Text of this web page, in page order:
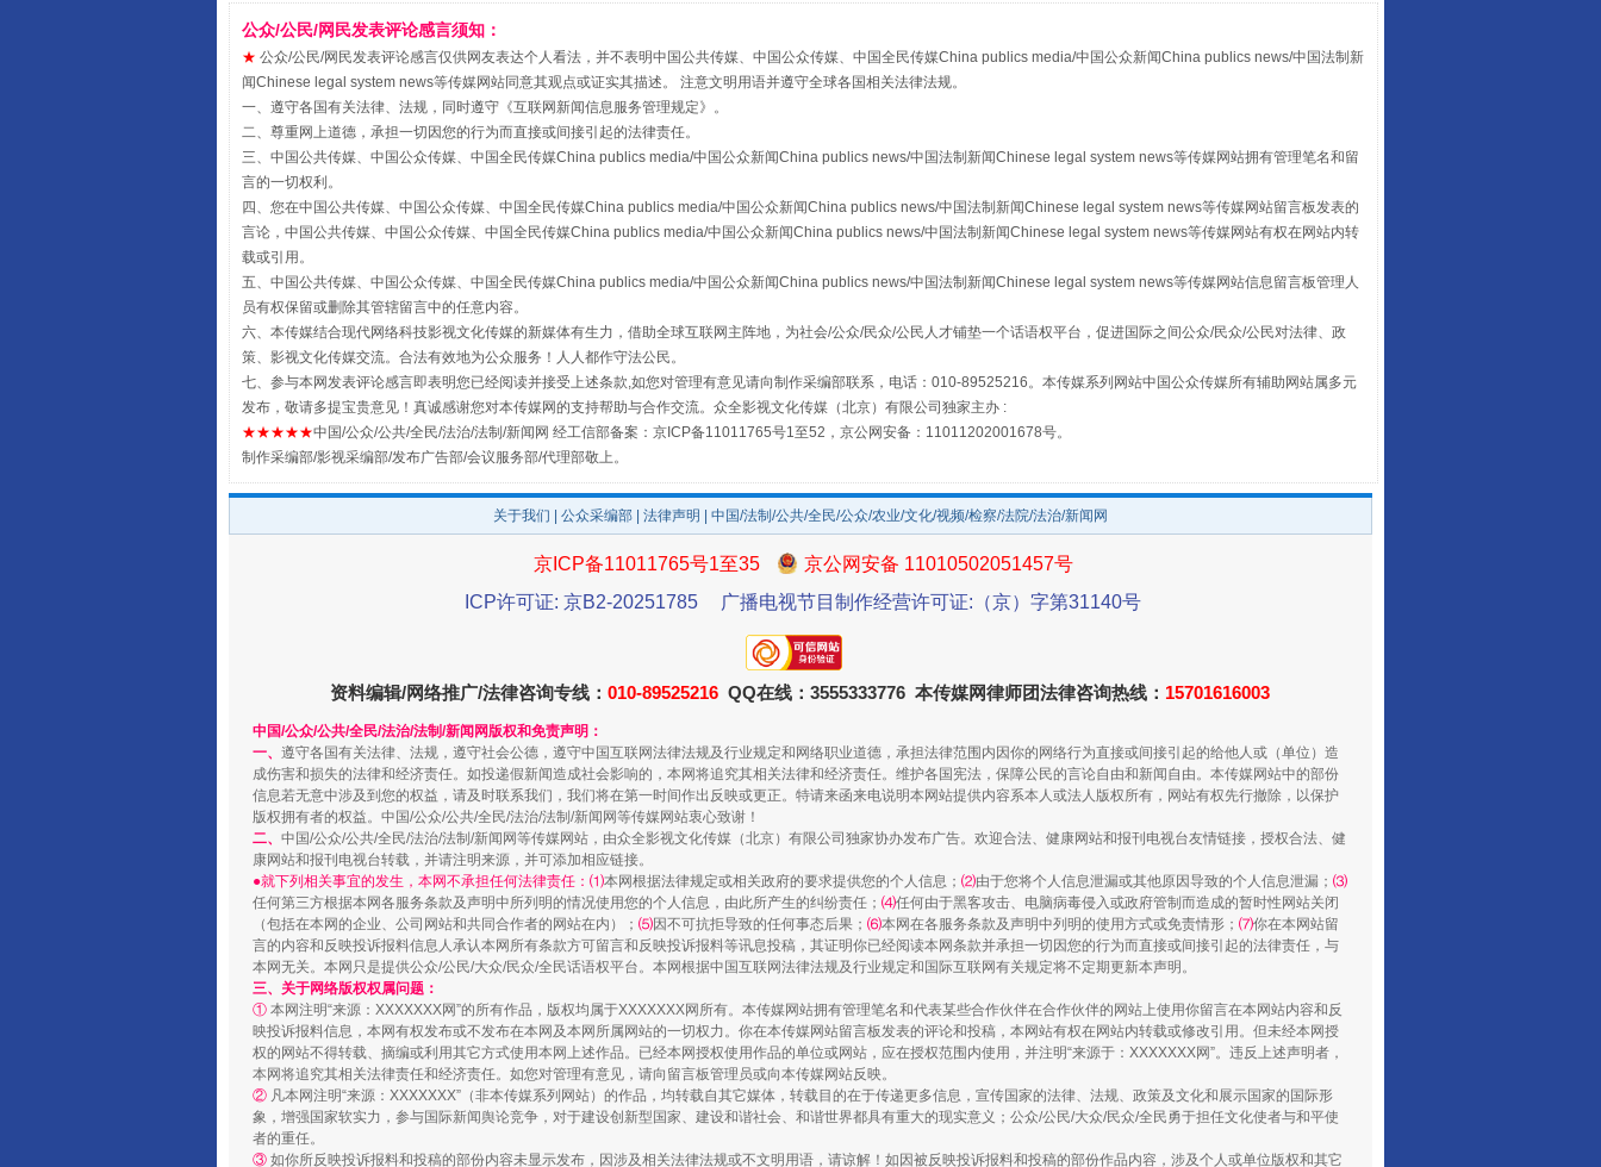
解纷+调解+退费，一次搞定
珠宝鉴定乱象
重拳出击！专项整治午间酒驾
“谁都不怕”的他落马了
漫山遍野的桃花与雪山、麦地、白藏房 除了知识还要"留白" 用生命托举生命
送你一朵小红花
公众/公民/网民发表评论感言须知：
★ 公众/公民/网民发表评论感言仅供网友表达个人看法，并不表明中国公共传媒、中国公众传媒、中国全民传媒China publics media/中国公众新闻China publics news/中国法制新
闻Chinese legal system news等传媒网站同意其观点或证实其描述。 注意文明用语并遵守全球各国相关法律法规。
一、遵守各国有关法律、法规，同时遵守《互联网新闻信息服务管理规定》。
二、尊重网上道德，承担一切因您的行为而直接或间接引起的法律责任。
三、中国公共传媒、中国公众传媒、中国全民传媒China publics media/中国公众新闻China publics news/中国法制新闻Chinese legal system news等传媒网站拥有管理笔名和留
言的一切权利。
四、您在中国公共传媒、中国公众传媒、中国全民传媒China publics media/中国公众新闻China publics news/中国法制新闻Chinese legal system news等传媒网站留言板发表的
言论，中国公共传媒、中国公众传媒、中国全民传媒China publics media/中国公众新闻China publics news/中国法制新闻Chinese legal system news等传媒网站有权在网站内转
载或引用。
五、中国公共传媒、中国公众传媒、中国全民传媒China publics media/中国公众新闻China publics news/中国法制新闻Chinese legal system news等传媒网站信息留言板管理人
员有权保留或删除其管辖留言中的任意内容。
六、本传媒结合现代网络科技影视文化传媒的新媒体有生力，借助全球互联网主阵地，为社会/公众/民众/公民人才铺垫一个话语权平台，促进国际之间公众/民众/公民对法律、政
策、影视文化传媒交流。合法有效地为公众服务！人人都作守法公民。
七、参与本网发表评论感言即表明您已经阅读并接受上述条款,如您对管理有意见请向制作采编部联系，电话：010-89525216。本传媒系列网站中国公众传媒所有辅助网站属多元
发布，敬请多提宝贵意见！真诚感谢您对本传媒网的支持帮助与合作交流。众全影视文化传媒（北京）有限公司独家主办 :
★★★★★中国/公众/公共/全民/法治/法制/新闻网 经工信部备案：京ICP备11011765号1至52，京公网安备：11011202001678号。
制作采编部/影视采编部/发布广告部/会议服务部/代理部敬上。
关于我们 公众采编部 法律声明 | 中国/法制/公共/全民/公众/农业/文化/视频/检察/法院/法治/新闻网
京ICP备11011765号1至35
京公网安备 11010502051457号
ICP许可证: 京B2-20251785
广播电视节目制作经营许可证:（京）字第31140号
资料编辑/网络推广/法律咨询专线： 010-89525216 QQ在线：3555333776 本传媒网律师团法律咨询热线： 15701616003
中国/公众/公共/全民/法治/法制/新闻网版权和免责声明：
一、 遵守各国有关法律、法规，遵守社会公德，遵守中国互联网法律法规及行业规定和网络职业道德，承担法律范围内因你的网络行为直接或间接引起的给他人或（单位）造
成伤害和损失的法律和经济责任。如投递假新闻造成社会影响的，本网将追究其相关法律和经济责任。维护各国宪法，保障公民的言论自由和新闻自由。本传媒网站中的部份
信息若无意中涉及到您的权益，请及时联系我们，我们将在第一时间作出反映或更正。特请来函来电说明本网站提供内容系本人或法人版权所有，网站有权先行撤除，以保护
版权拥有者的权益。中国/公众/公共/全民/法治/法制/新闻网等传媒网站衷心致谢！
二、 中国/公众/公共/全民/法治/法制/新闻网等传媒网站，由众全影视文化传媒（北京）有限公司独家协办发布广告。欢迎合法、健康网站和报刊电视台友情链接，授权合法、健
康网站和报刊电视台转载，并请注明来源，并可添加相应链接。
●就下列相关事宜的发生，本网不承担任何法律责任：⑴本网根据法律规定或相关政府的要求提供您的个人信息； ⑵由于您将个人信息泄漏或其他原因导致的个人信息泄漏； ⑶
任何第三方根据本网各服务条款及声明中所列明的情况使用您的个人信息，由此所产生的纠纷责任； ⑷任何由于黑客攻击、电脑病毒侵入或政府管制而造成的暂时性网站关闭
（包括在本网的企业、公司网站和共同合作者的网站在内）； ⑸因不可抗拒导致的任何事态后果； ⑹本网在各服务条款及声明中列明的使用方式或免责情形； ⑺你在本网站留
言的内容和反映投诉报料信息人承认本网所有条款方可留言和反映投诉报料等讯息投稿，其证明你已经阅读本网条款并承担一切因您的行为而直接或间接引起的法律责任，与
本网无关。本网只是提供公众/公民/大众/民众/全民话语权平台。本网根据中国互联网法律法规及行业规定和国际互联网有关规定将不定期更新本声明。
三、关于网络版权权属问题：
① 本网注明“来源：XXXXXXX网”的所有作品，版权均属于XXXXXXX网所有。本传媒网站拥有管理笔名和代表某些合作伙伴在合作伙伴的网站上使用你留言在本网站内容和反
映投诉报料信息，本网有权发布或不发布在本网及本网所属网站的一切权力。你在本传媒网站留言板发表的评论和投稿，本网站有权在网站内转载或修改引用。但未经本网授
权的网站不得转载、摘编或利用其它方式使用本网上述作品。已经本网授权使用作品的单位或网站，应在授权范围内使用，并注明“来源于：XXXXXXX网”。违反上述声明者，
本网将追究其相关法律责任和经济责任。如您对管理有意见，请向留言板管理员或向本传媒网站反映。
② 凡本网注明“来源：XXXXXXX”（非本传媒系列网站）的作品，均转载自其它媒体，转载目的在于传递更多信息，宣传国家的法律、法规、政策及文化和展示国家的国际形
象，增强国家软实力，参与国际新闻舆论竞争，对于建设创新型国家、建设和谐社会、和谐世界都具有重大的现实意义；公众/公民/大众/民众/全民勇于担任文化使者与和平使
者的重任。
③ 如你所反映投诉报料和投稿的部份内容未显示发布，因涉及相关法律法规或不文明用语，请谅解！如因被反映投诉报料和投稿的部份作品内容，涉及个人或单位版权和其它